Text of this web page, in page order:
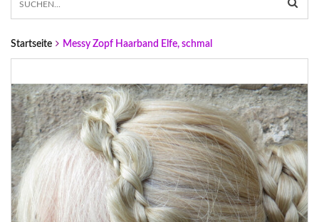
Startseite Messy Zopf Haarband Elfe, schmal